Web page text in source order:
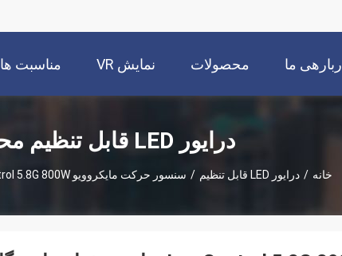
ما محصولات نمایش VR مناسبت ها
درایور LED قابل تنظیم محصولات
خانه / درایور LED قابل تنظیم / سنسور حرکت مایکروویو Lux Control 5.8G 800W برای روشنایی ایستگاه گاز